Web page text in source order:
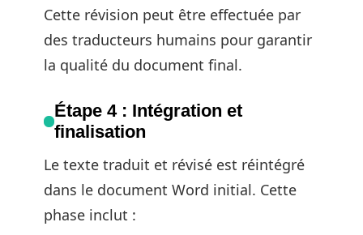
Cette révision peut être effectuée par
des traducteurs humains pour garantir
la qualité du document final.
Étape 4 : Intégration et
finalisation
Le texte traduit et révisé est réintégré
dans le document Word initial. Cette
phase inclut :